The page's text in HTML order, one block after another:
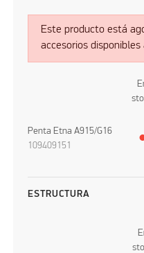
Este producto está
accesorios
Penta Etna A915/G16
109409151
ESTRUCTURA